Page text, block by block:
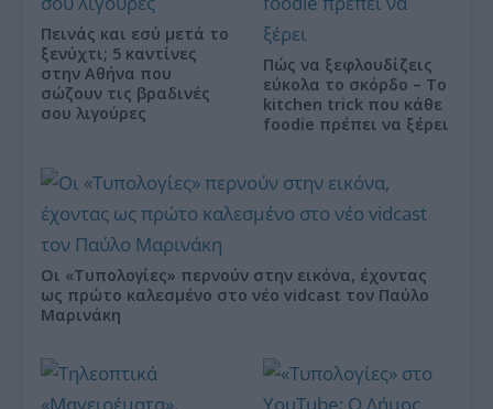
Πεινάς και εσύ μετά το
ξενύχτι; 5 καντίνες
στην Αθήνα που
σώζουν τις βραδινές
σου λιγούρες
Πώς να ξεφλουδίζεις
εύκολα το σκόρδο – Το
kitchen trick που κάθε
foodie πρέπει να ξέρει
Οι «Τυπολογίες» περνούν στην εικόνα, έχοντας
ως πρώτο καλεσμένο στο νέο vidcast τον Παύλο
Μαρινάκη